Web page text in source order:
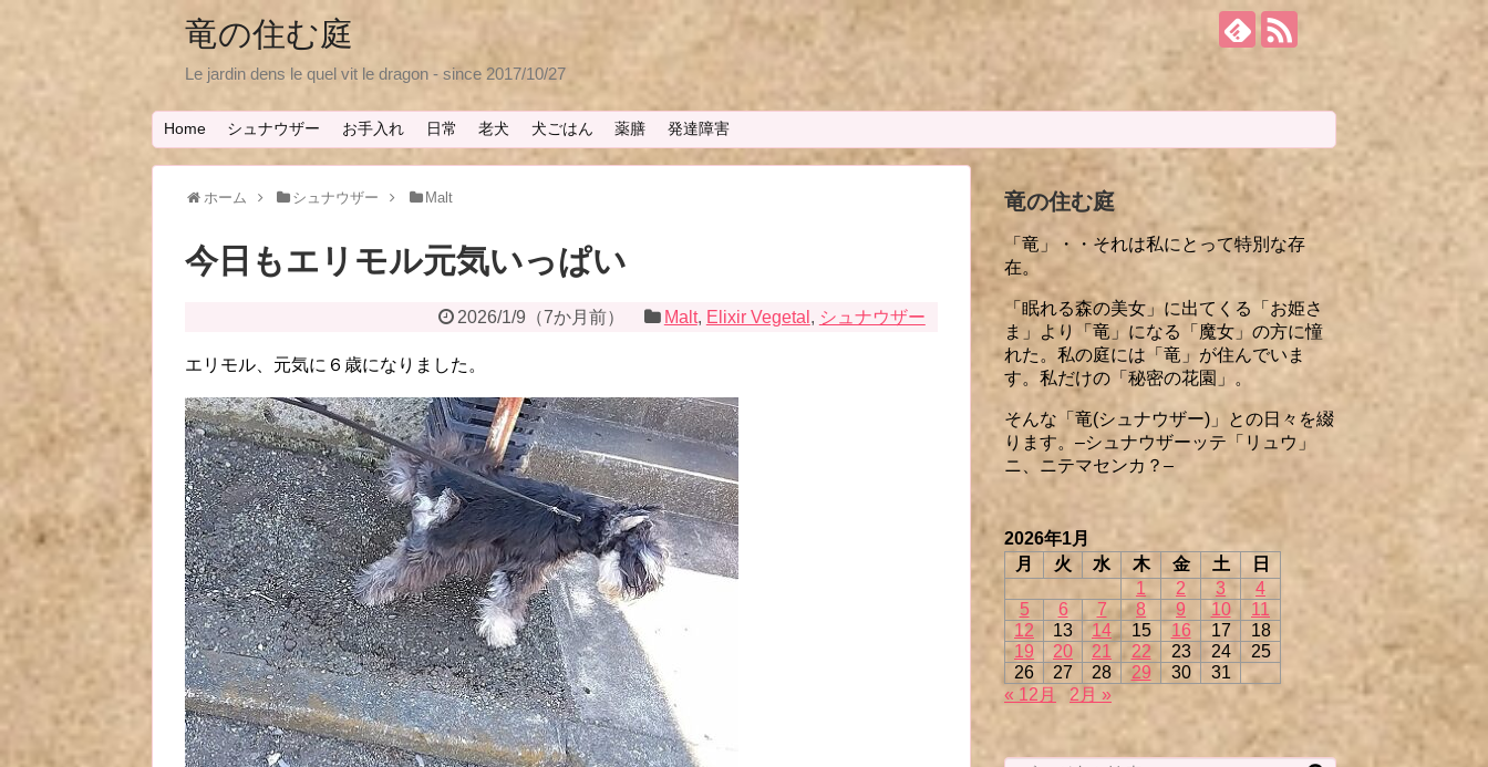
竜の住む庭
Le jardin dens le quel vit le dragon - since 2017/10/27
Home シュナウザー お手入れ 日常 老犬 犬ごはん 薬膳 発達障害
ホーム シュナウザー Malt
今日もエリモル元気いっぱい
2026/1/9 （7か月前） Malt, Elixir Vegetal , シュナウザー
エリモル、元気に６歳になりました。
竜の住む庭
「竜」・・それは私にとって特別な存
在。
「眠れる森の美女」に出てくる「お姫さ
ま」より「竜」になる「魔女」の方に憧
れた。私の庭には「竜」が住んでいま
す。私だけの「秘密の花園」。
そんな「竜(シュナウザー)」との日々を綴
ります。–シュナウザーッテ「リュウ」
ニ、ニテマセンカ？–
2026年1月
月
火 水 木 金 土
日
1
2 3
4
5
6 7 8 9 10
11
12
13 14 15 16 17
18
19
20 21 22 23 24
25
26
27 28 29 30
31
« 12月
2月 »